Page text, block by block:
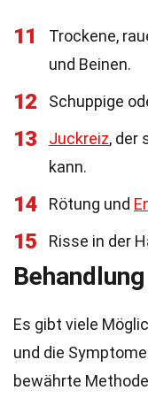
11
Trockene,
und Beinen.
12 Schuppige
13 Juckreiz, der
kann.
14 Rötung und
15 Risse in der
Es gibt viele
und die
bewährte